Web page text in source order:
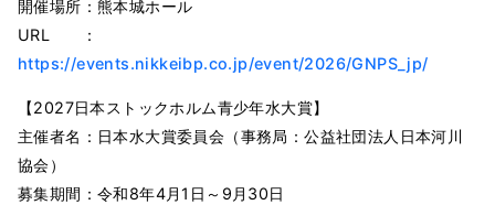
開催場所：熊本城ホール
URL ：
https://events.nikkeibp.co.jp/event/2026/GNPS_jp/
【2027日本ストックホルム青少年水大賞】
主催者名：日本水大賞委員会（事務局：公益社団法人日本河川
協会）
募集期間：令和8年4月1日～9月30日